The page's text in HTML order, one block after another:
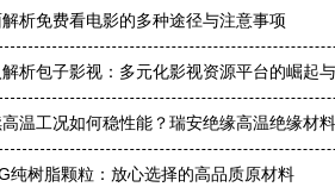
析免费看电影的多种途径与注意事项
析包子影视：多元化影视资源平台的崛起
温工况如何稳性能？瑞安绝缘高温绝缘材
纯树脂颗粒：放心选择的高品质原材料